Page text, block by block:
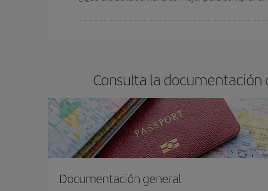
Consulta la
Documentación general